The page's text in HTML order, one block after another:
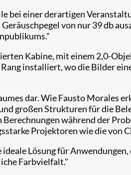
bei einer derartigen
von nur 39 db
Kabine, mit einem 2,0-
installiert, wo die Bilder
dar. Wie Fausto Morales
großen Strukturen für die
während der
Projektoren wie die von
Lösung für
Farbvielfalt."